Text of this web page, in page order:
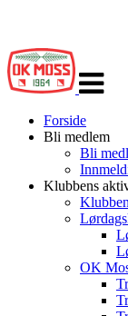
Forside
Bli medlem
Bli
Klubbens
OK